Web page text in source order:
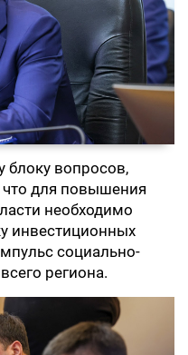
блоку вопросов,
для повышения
необходимо
инвестиционных
социально-
региона.